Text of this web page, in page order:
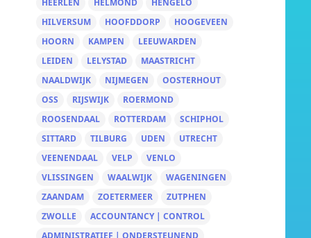
HEERLEN
HELMOND
HENGELO
HILVERSUM
HOOFDDORP
HOOGEVEEN
HOORN
KAMPEN
LEEUWARDEN
LEIDEN
LELYSTAD
MAASTRICHT
NAALDWIJK
NIJMEGEN
OOSTERHOUT
OSS
RIJSWIJK
ROERMOND
ROOSENDAAL
ROTTERDAM
SCHIPHOL
SITTARD
TILBURG UDEN
UTRECHT
VEENENDAAL
VELP
VENLO
VLISSINGEN
WAALWIJK
WAGENINGEN
ZAANDAM
ZOETERMEER
ZUTPHEN
ZWOLLE
ACCOUNTANCY | CONTROL
ADMINISTRATIEF | ONDERSTEUNEND